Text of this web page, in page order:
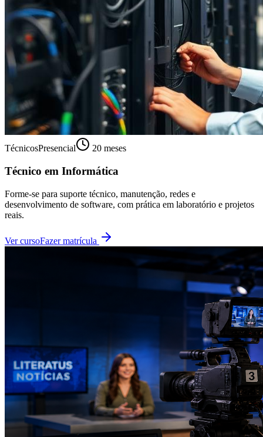
TécnicosPresencial 20 meses
Técnico em Informática
Forme-se para suporte técnico, manutenção, redes e
desenvolvimento de software, com prática em laboratório e projetos
reais.
Ver cursoFazer matrícula